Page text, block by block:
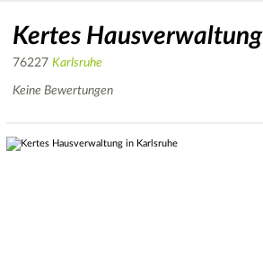
Kertes Hausverwaltung
76227 Karlsruhe
Keine Bewertungen